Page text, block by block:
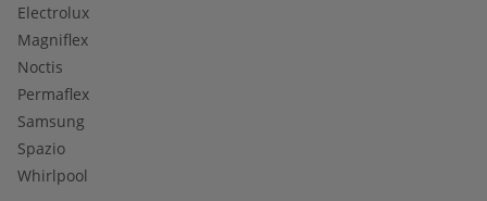
Electrolux
Magniflex
Noctis
Permaflex
Samsung
Spazio
Whirlpool